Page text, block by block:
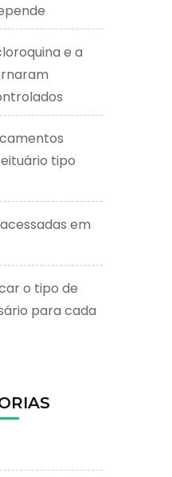
e a
tipo
em
o tipo de
para cada